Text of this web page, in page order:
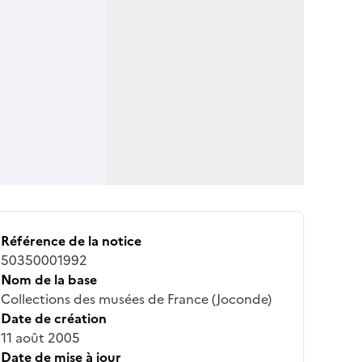
Référence de la notice
50350001992
Nom de la base
Collections des musées de France (Joconde)
Date de création
11 août 2005
Date de mise à jour